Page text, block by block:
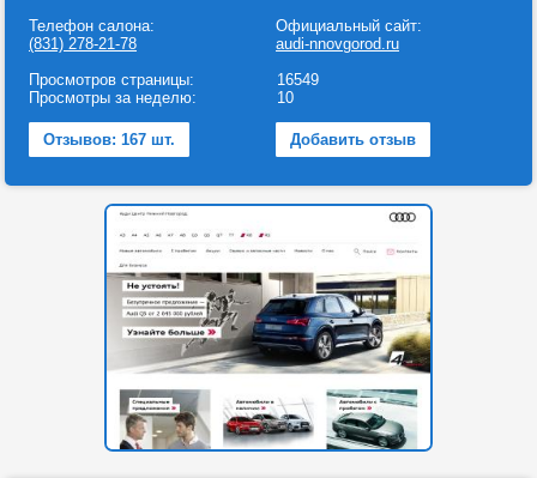
Телефон салона:
(831) 278-21-78
Официальный сайт:
audi-nnovgorod.ru
Просмотров страницы:
Просмотры за неделю:
16549
10
Отзывов: 167 шт. Добавить отзыв